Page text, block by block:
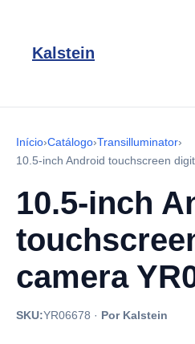
Kalstein
Início›Catálogo›Transilluminator›
10.5-inch Android touchscreen
10.5-inch
camera
SKU:YR06678 · Por Kalstein